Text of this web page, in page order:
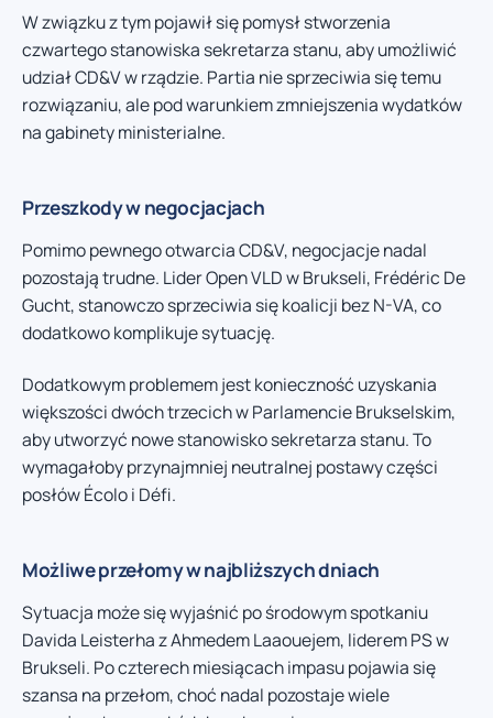
W związku z tym pojawił się pomysł stworzenia
czwartego stanowiska sekretarza stanu, aby umożliwić
udział CD&V w rządzie. Partia nie sprzeciwia się temu
rozwiązaniu, ale pod warunkiem zmniejszenia wydatków
na gabinety ministerialne.
Przeszkody w negocjacjach
Pomimo pewnego otwarcia CD&V, negocjacje nadal
pozostają trudne. Lider Open VLD w Brukseli, Frédéric De
Gucht, stanowczo sprzeciwia się koalicji bez N-VA, co
dodatkowo komplikuje sytuację.
Dodatkowym problemem jest konieczność uzyskania
większości dwóch trzecich w Parlamencie Brukselskim,
aby utworzyć nowe stanowisko sekretarza stanu. To
wymagałoby przynajmniej neutralnej postawy części
posłów Écolo i Défi.
Możliwe przełomy w najbliższych dniach
Sytuacja może się wyjaśnić po środowym spotkaniu
Davida Leisterha z Ahmedem Laaouejem, liderem PS w
Brukseli. Po czterech miesiącach impasu pojawia się
szansa na przełom, choć nadal pozostaje wiele